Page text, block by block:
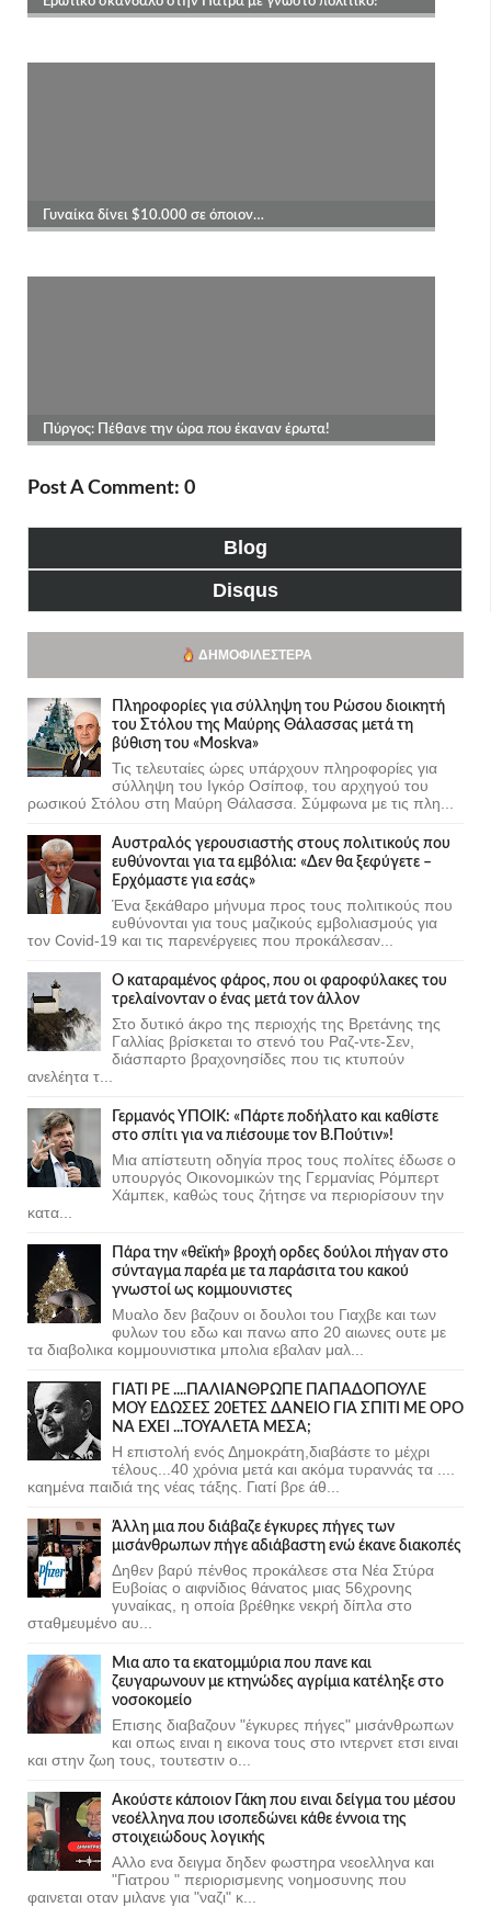
Post A Comment: 0
Blog
Disqus
ΔΗΜΟΦΙΛΈΣΤΕΡΑ
Πληροφορίες για σύλληψη του Ρώσου διοικητή
του Στόλου της Mαύρης Θάλασσας μετά τη
βύθιση του «Moskva»
Τις τελευταίες ώρες υπάρχουν πληροφορίες για
σύλληψη του Ιγκόρ Οσίποφ, του αρχηγού του
ρωσικού Στόλου στη Μαύρη Θάλασσα. Σύμφωνα με τις πλη...
Αυστραλός γερουσιαστής στους πολιτικούς που
ευθύνονται για τα εμβόλια: «Δεν θα ξεφύγετε –
Ερχόμαστε για εσάς»
Ένα ξεκάθαρο μήνυμα προς τους πολιτικούς που
ευθύνονται για τους μαζικούς εμβολιασμούς για
τον Covid-19 και τις παρενέργειες που προκάλεσαν...
Ο καταραμένος φάρος, που οι φαροφύλακες του
τρελαίνονταν ο ένας μετά τον άλλον
Στο δυτικό άκρο της περιοχής της Βρετάνης της
Γαλλίας βρίσκεται το στενό του Ραζ-ντε-Σεν,
διάσπαρτο βραχονησίδες που τις κτυπούν
ανελέητα τ...
Γερμανός ΥΠΟΙΚ: «Πάρτε ποδήλατο και καθίστε
στο σπίτι για να πιέσουμε τον Β.Πούτιν»!
Μια απίστευτη οδηγία προς τους πολίτες έδωσε ο
υπουργός Οικονομικών της Γερμανίας Ρόμπερτ
Χάμπεκ, καθώς τους ζήτησε να περιορίσουν την
κατα...
Πάρα την «θεϊκή» βροχή ορδες δούλοι πήγαν στο
σύνταγμα παρέα με τα παράσιτα του κακού
γνωστοί ως κομμουνιστες
Μυαλο δεν βαζουν οι δουλοι του Γιαχβε και των
φυλων του εδω και πανω απο 20 αιωνες ουτε με
τα διαβολικα κομμουνιστικα μπολια εβαλαν μαλ...
ΓΙΑΤΙ ΡΕ ....ΠΑΛΙΑΝΘΡΩΠΕ ΠΑΠΑΔΟΠΟΥΛΕ
ΜΟΥ ΕΔΩΣΕΣ 20ΕΤΕΣ ΔΑΝΕΙΟ ΓΙΑ ΣΠΙΤΙ ΜΕ ΟΡΟ
ΝΑ ΕΧΕΙ ...ΤΟΥΑΛΕΤΑ ΜΕΣΑ;
Η επιστολή ενός Δημοκράτη,διαβάστε το μέχρι
τέλους...40 χρόνια μετά και ακόμα τυραννάς τα ....
καημένα παιδιά της νέας τάξης. Γιατί βρε άθ...
Άλλη μια που διάβαζε έγκυρες πήγες των
μισάνθρωπων πήγε αδιάβαστη ενώ έκανε διακοπές
Δηθεν βαρύ πένθος προκάλεσε στα Νέα Στύρα
Ευβοίας ο αιφνίδιος θάνατος μιας 56χρονης
γυναίκας, η οποία βρέθηκε νεκρή δίπλα στο
σταθμευμένο αυ...
Μια απο τα εκατομμύρια που πανε και
ζευγαρωνουν με κτηνώδες αγρίμια κατέληξε στο
νοσοκομείο
Επισης διαβαζουν "έγκυρες πήγες" μισάνθρωπων
και οπως ειναι η εικονα τους στο ιντερνετ ετσι ειναι
και στην ζωη τους, τουτεστιν ο...
Ακούστε κάποιον Γάκη που ειναι δείγμα του μέσου
νεοέλληνα που ισοπεδώνει κάθε έννοια της
στοιχειώδους λογικής
Αλλο ενα δειγμα δηδεν φωστηρα νεοελληνα και
"Γιατρου " περιορισμενης νοημοσυνης που
φαινεται οταν μιλανε για "ναζι" κ...